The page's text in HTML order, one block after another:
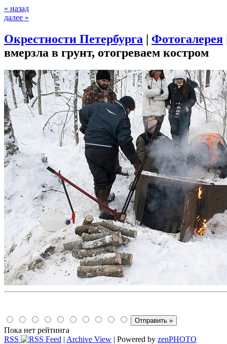
« назад
далее »
Окрестности Петербурга | Фотогалерея
вмерзла в грунт, отогреваем костром
Пока нет рейтинга
RSS
| Archive View | Powered by zenPHOTO